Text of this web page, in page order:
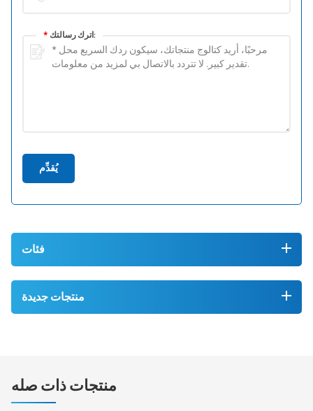
* اترك رسالتك:
يُقدِّم
فئات
منتجات جديدة
منتجات ذات صله